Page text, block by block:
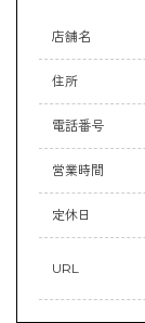
店舗名
住所
電話番号
営業時間
定休日
URL